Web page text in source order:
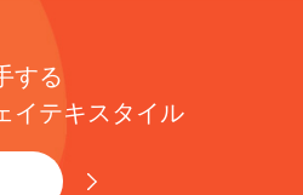
する
イテキスタイル